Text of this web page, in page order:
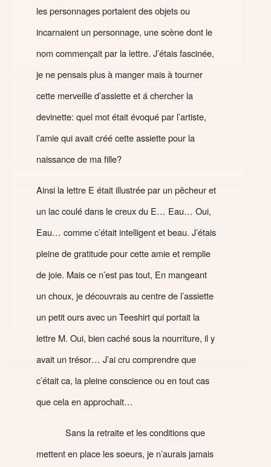
les personnages portaient des objets ou
incarnaient un personnage, une scène dont le
nom commençait par la lettre. J’étais fascinée,
je ne pensais plus à manger mais à tourner
cette merveille d’assiette et á chercher la
devinette: quel mot était évoqué par l’artiste,
l’amie qui avait créé cette assiette pour la
naissance de ma fille?
Ainsi la lettre E était illustrée par un pêcheur et
un lac coulé dans le creux du E… Eau… Oui,
Eau… comme c’était intelligent et beau. J’étais
pleine de gratitude pour cette amie et remplie
de joie. Mais ce n’est pas tout, En mangeant
un choux, je découvrais au centre de l’assiette
un petit ours avec un Teeshirt qui portait la
lettre M. Oui, bien caché sous la nourriture, il y
avait un trésor… J’ai cru comprendre que
c’était ca, la pleine conscience ou en tout cas
que cela en approchait…
Sans la retraite et les conditions que
mettent en place les soeurs, je n’aurais jamais